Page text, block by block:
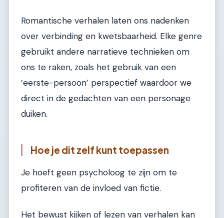
Romantische verhalen laten ons nadenken
over verbinding en kwetsbaarheid. Elke genre
gebruikt andere narratieve technieken om
ons te raken, zoals het gebruik van een
‘eerste-persoon’ perspectief waardoor we
direct in de gedachten van een personage
duiken.
Hoe je dit zelf kunt toepassen
Je hoeft geen psycholoog te zijn om te
profiteren van de invloed van fictie.
Het bewust kijken of lezen van verhalen kan